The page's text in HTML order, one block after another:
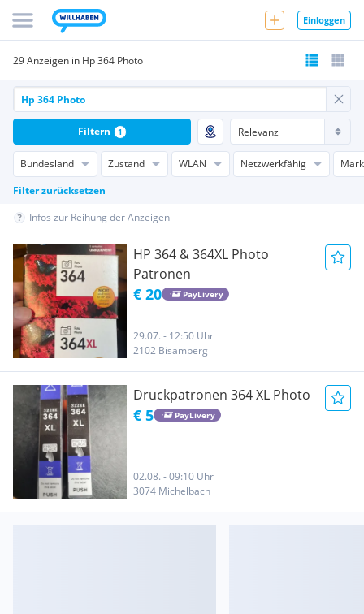
Einloggen
29 Anzeigen in Hp 364 Photo
Bundesland Zustand WLAN Netzwerkfähig
Filter zurücksetzen
Filtern 1
Infos zur Reihung der Anzeigen
HP 364 & 364XL Photo
Patronen
€ 20 PayLivery
29.07. - 12:50 Uhr
2102 Bisamberg
Druckpatronen 364 XL Photo
€ 5 PayLivery
02.08. - 09:10 Uhr
3074 Michelbach